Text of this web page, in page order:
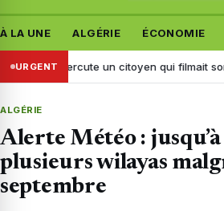
À LA UNE ALGÉRIE ÉCONOMIE
URGENT
il percute un citoyen qui filmait son
ALGÉRIE
Alerte Météo : jusqu’à
plusieurs wilayas
septembre